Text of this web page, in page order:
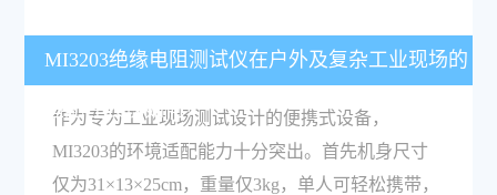
MI3203绝缘电阻测试仪在户外及复杂工业现场的
适配性表现如何？
作为专为工业现场测试设计的便携式设备，
MI3203的环境适配能力十分突出。首先机身尺寸
仅为31×13×25cm，重量仅3kg，单人可轻松携带，